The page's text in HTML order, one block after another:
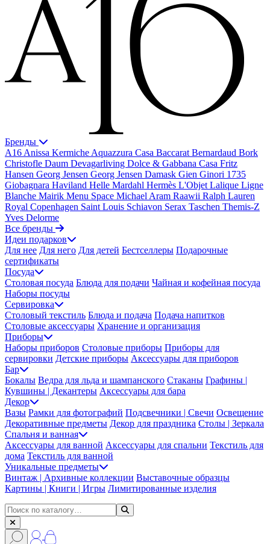
Бренды
A16 Anissa Kermiche Aquazzura Casa Baccarat Bernardaud Bork
Christofle Daum Devagarliving Dolce & Gabbana Casa Fritz
Hansen Georg Jensen Georg Jensen Damask Gien Ginori 1735
Giobagnara Haviland Helle Mardahl Hermès L'Objet Lalique Ligne
Blanche Mairik Menu Space Michael Aram Raawii Ralph Lauren
Royal Copenhagen Saint Louis Schiavon Serax Taschen Themis-Z
Yves Delorme
Все бренды
Идеи подарков
Для нее Для него Для детей Бестселлеры Подарочные
сертификаты
Посуда
Столовая посуда Блюда для подачи Чайная и кофейная посуда
Наборы посуды
Сервировка
Столовый текстиль Блюда и подача Подача напитков
Столовые аксессуары Хранение и организация
Приборы
Наборы приборов Столовые приборы Приборы для
сервировки Детские приборы Аксессуары для приборов
Бар
Бокалы Ведра для льда и шампанского Стаканы Графины |
Кувшины | Декантеры Аксессуары для бара
Декор
Вазы Рамки для фотографий Подсвечники | Свечи Освещение
Декоративные предметы Декор для праздника Столы | Зеркала
Спальня и ванная
Аксессуары для ванной Аксессуары для спальни Текстиль для
дома Текстиль для ванной
Уникальные предметы
Винтаж | Архивные коллекции Выставочные образцы
Картины | Книги | Игры Лимитированные изделия